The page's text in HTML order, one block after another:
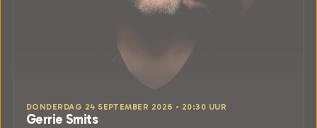
DONDERDAG 24 SEPTEMBER 2026 • 20:30 UUR
Gerrie Smits